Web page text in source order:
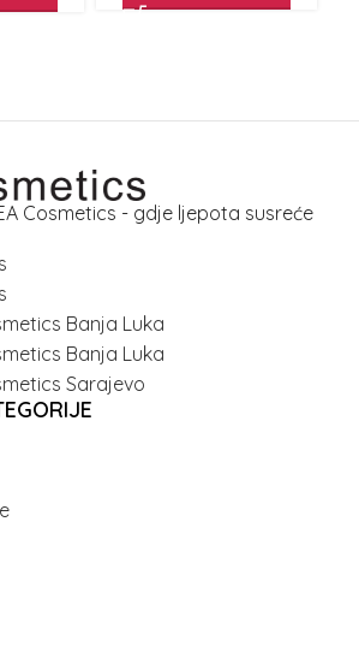
Cosmetics - gdje ljepota susreće
Banja Luka
Banja Luka
Sarajevo